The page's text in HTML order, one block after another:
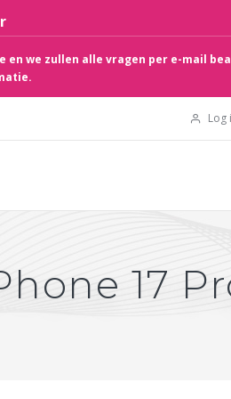
we zullen alle vragen per e-mail
Log
17